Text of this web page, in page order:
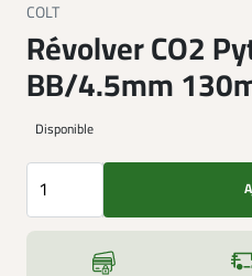
COLT
Révolver CO2
BB/4.5mm
Disponible